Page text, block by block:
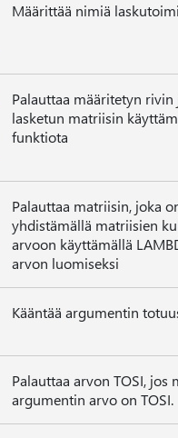
Määrittää nimiä
Palauttaa määritetyn rivin
lasketun matriisin
funktiota
Palauttaa matriisin, joka
yhdistämällä matriisien
arvoon käyttämällä
arvon luomiseksi
Kääntää argumentin
Palauttaa arvon TOSI, jos
argumentin arvo on TOSI.